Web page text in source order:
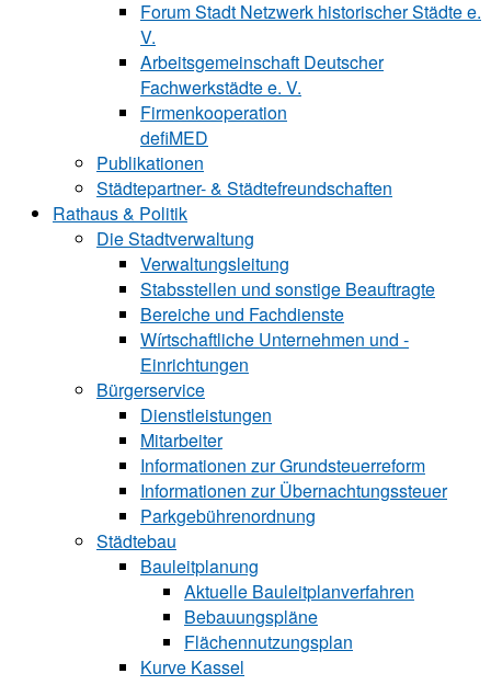
Forum Stadt Netzwerk historischer Städte e.
V.
Arbeitsgemeinschaft Deutscher
Fachwerkstädte e. V.
Firmenkooperation
defiMED
Publikationen
Städtepartner- & Städtefreundschaften
Rathaus & Politik
Die Stadtverwaltung
Verwaltungsleitung
Stabsstellen und ­sonstige Beauftragte
Bereiche und ­Fachdienste
Wírtschaftliche ­Unternehmen und ­
Einrichtungen
Bürgerservice
Dienstleistungen
Mitarbeiter
Informationen zur Grund‍steu‍er‍re‍form
Informationen zur Über‍nachtungssteuer
Parkgebührenordnung
Städtebau
Bauleitplanung
Aktuelle Bauleitplanverfahren
Bebauungspläne
Flächennutzungsplan
Kurve Kassel